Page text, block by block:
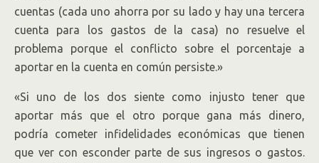
cuentas (cada uno ahorra por su lado y hay una tercera
cuenta para los gastos de la casa) no resuelve el
problema porque el conflicto sobre el porcentaje a
aportar en la cuenta en común persiste.»
«Si uno de los dos siente como injusto tener que
aportar más que el otro porque gana más dinero,
podría cometer infidelidades económicas que tienen
que ver con esconder parte de sus ingresos o gastos.